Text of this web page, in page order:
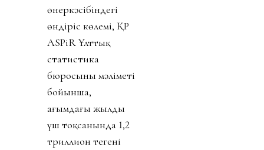
өнеркәсібіндегі
өндіріс көлемі, ҚР
ASPiR Ұлттық
статистика
бюросының мәліметі
бойынша,
ағымдағы жылдың
үш тоқсанында 1,2
триллион теңгені